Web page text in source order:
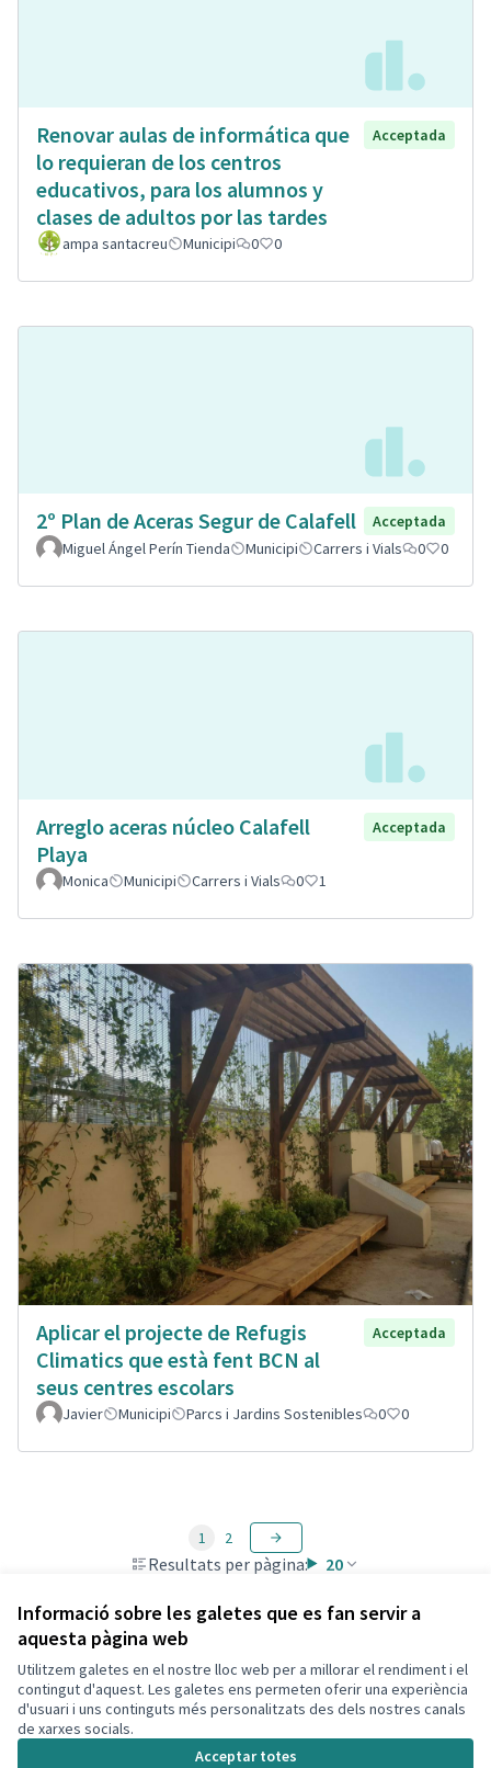
Informació sobre les galetes que es fan servir a
aquesta pàgina web
Utilitzem galetes en el nostre lloc web per a millorar el rendiment i el
contingut d'aquest. Les galetes ens permeten oferir una experiència
d'usuari i uns continguts més personalitzats des dels nostres canals
de xarxes socials.
Acceptar totes
Renovar aulas de informática que
lo requieran de los centros
educativos, para los alumnos y
clases de adultos por las tardes
Acceptada
ampa santacreu Municipi 0 0
2º Plan de Aceras Segur de Calafell
Acceptada
Miguel Ángel Perín Tienda
Municipi Carrers i Vials 0 0
Arreglo aceras núcleo Calafell
Playa
Acceptada
Monica Municipi Carrers i Vials 0 1
Aplicar el projecte de Refugis
Climatics que està fent BCN al
seus centres escolars
Acceptada
Javier Municipi Parcs i Jardins Sostenibles 0 0
Resultats per pàgina: 20
1 2
Termes i condicions d'ús
Configuració de les galetes
Decidim Calafell a X
(Enllaç extern)
Decidim Calafell a Facebook
Decidim Calafell a YouTube
Decidim Calafell a GitHub
(Enllaç extern)